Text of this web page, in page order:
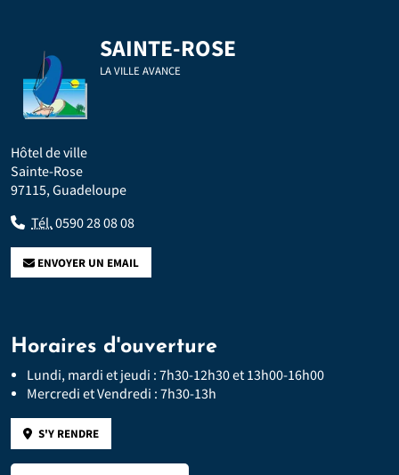
SAINTE-ROSE
LA VILLE AVANCE
Hôtel de ville
Sainte-Rose
97115, Guadeloupe
Tél.0590 28 08 08
ENVOYER UN EMAIL
Horaires d'ouverture
Lundi, mardi et jeudi : 7h30-12h30 et 13h00-16h00
Mercredi et Vendredi : 7h30-13h
S'Y RENDRE